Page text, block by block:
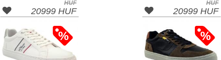
HUF
20999 HUF
HUF
20999 HUF
% %